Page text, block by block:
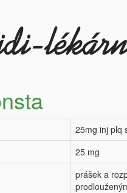
25mg inj plq
25 mg
prášek a